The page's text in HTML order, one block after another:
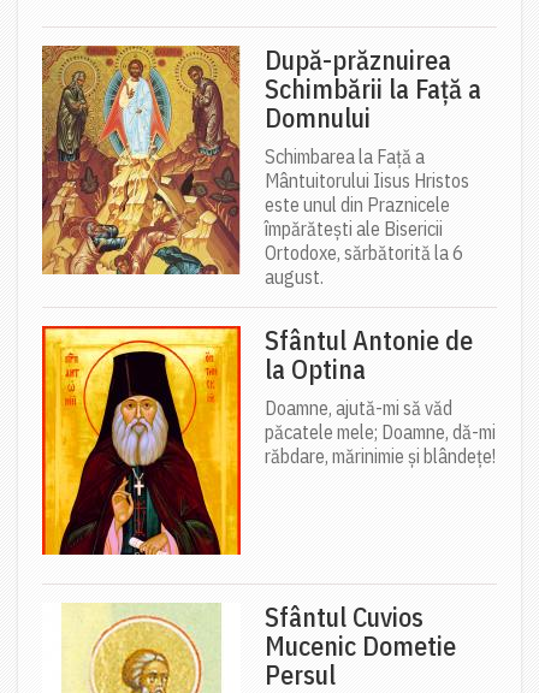
După-prăznuirea
Schimbării la Față a
Domnului
Schimbarea la Față a
Mântuitorului Iisus Hristos
este unul din Praznicele
împărătești ale Bisericii
Ortodoxe, sărbătorită la 6
august.
Sfântul Antonie de
la Optina
Doamne, ajută-mi să văd
păcatele mele; Doamne, dă-mi
răbdare, mărinimie şi blândeţe!
Sfântul Cuvios
Mucenic Dometie
Persul